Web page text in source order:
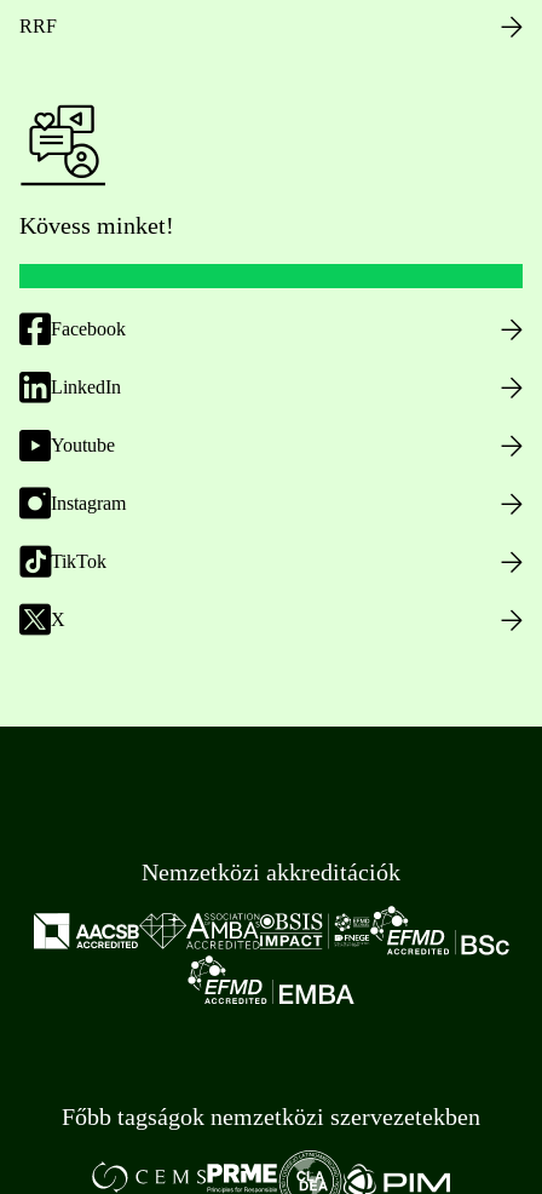
RRF
Kövess minket!
Facebook
LinkedIn
Youtube
Instagram
TikTok
X
Nemzetközi akkreditációk
Főbb tagságok nemzetközi szervezetekben